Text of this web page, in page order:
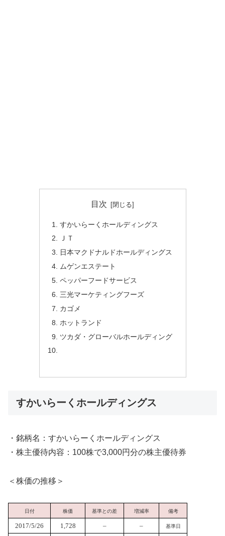
目次
すかいらーくホールディングス
ＪＴ
日本マクドナルドホールディングス
ムゲンエステート
ペッパーフードサービス
三光マーケティングフーズ
カゴメ
ホットランド
ツカダ・グローバルホールディング
すかいらーくホールディングス
・銘柄名：すかいらーくホールディングス
・株主優待内容：100株で3,000円分の株主優待券
＜株価の推移＞
日付 株価 基準との差 増減率 備考
2017/5/26 1,728 – – 基準日